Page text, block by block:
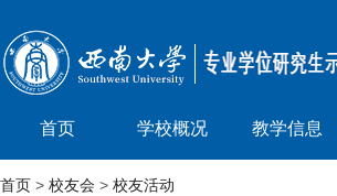
首页 学校概况 教学信息
首页 > 校友会 > 校友活动